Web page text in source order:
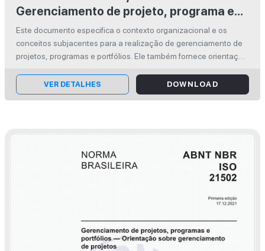
Gerenciamento de projeto, programa e
portfólio — Contexto e conceitos
Este documento especifica o contexto organizacional e os
conceitos subjacentes para a realização de gerenciamento de
projetos, programas e portfólios. Ele também fornece orientação
gerenciamento de proje...
VER DETALHES DOWNLOAD